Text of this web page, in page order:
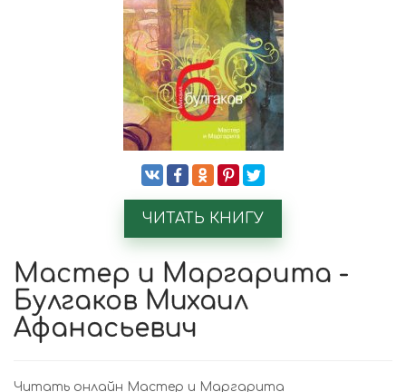
ЧИТАТЬ КНИГУ
Мастер и Маргарита -
Булгаков Михаил
Афанасьевич
Читать онлайн Мастер и Маргарита